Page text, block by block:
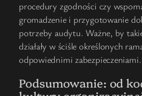
procedury zgodności czy
gromadzenie i przygotowanie
potrzeby audytu. Ważne, by
działały w ściśle określonych
odpowiednimi zabezpieczeniami.
Podsumowanie: od